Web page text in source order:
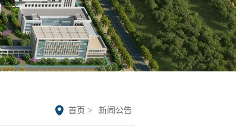
首页 > 新闻公告